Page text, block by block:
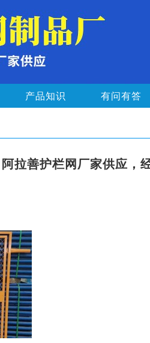
产品知识 有问有答
阿拉善护栏网厂家供应，